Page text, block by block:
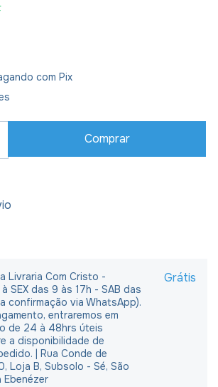
com Pix
Livraria Com Cristo -
SEX das 9 às 17h - SAB das
confirmação via WhatsApp).
entraremos em
de 24 à 48hrs úteis
a disponibilidade de
| Rua Conde de
Loja B, Subsolo - Sé, São
Ebenézer
Grátis